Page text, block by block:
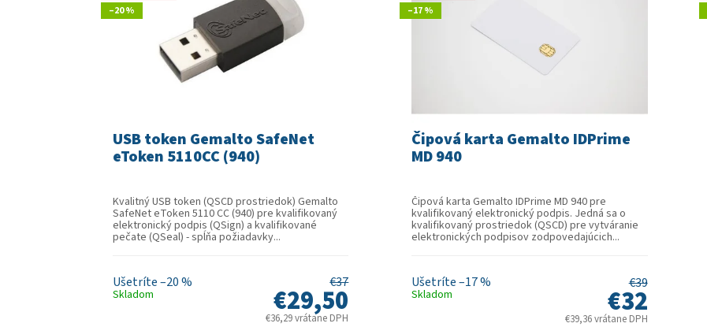
–20 %
USB token Gemalto SafeNet
eToken 5110CC (940)
€36,29 vrátane DPH
€29,50
€37
Kvalitný USB token (QSCD prostriedok) Gemalto
SafeNet eToken 5110 CC (940) pre kvalifikovaný
elektronický podpis (QSign) a kvalifikované
pečate (QSeal) - spĺňa požiadavky...
Skladom
–20 %
–17 %
Čipová karta Gemalto IDPrime
MD 940
€39,36 vrátane DPH
€32
€39
Čipová karta Gemalto IDPrime MD 940 pre
kvalifikovaný elektronický podpis. Jedná sa o
kvalifikovaný prostriedok (QSCD) pre vytváranie
elektronických podpisov zodpovedajúcich...
Skladom
–17 %